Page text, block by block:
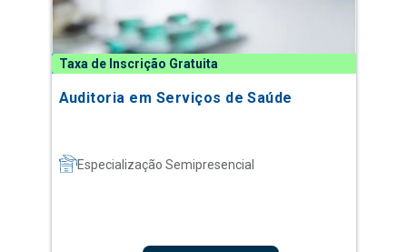
Taxa de Inscrição Gratuita
Auditoria em Serviços de Saúde
Especialização Semipresencial